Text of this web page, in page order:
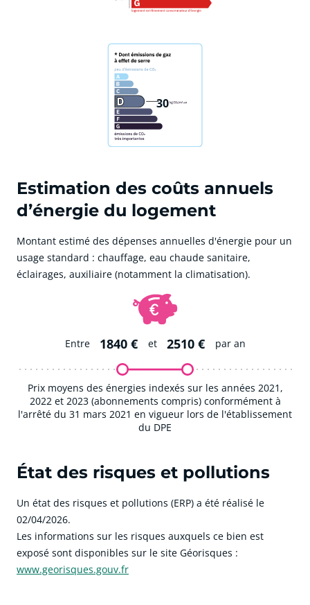
30
Estimation des coûts annuels
d’énergie du logement
Montant estimé des dépenses annuelles d'énergie pour un
usage standard : chauffage, eau chaude sanitaire,
éclairages, auxiliaire (notamment la climatisation).
Entre 1840 € et 2510 € par an
Prix moyens des énergies indexés sur les années 2021,
2022 et 2023 (abonnements compris) conformément à
l'arrêté du 31 mars 2021 en vigueur lors de l'établissement
du DPE
État des risques et pollutions
Un état des risques et pollutions (ERP) a été réalisé le
02/04/2026.
Les informations sur les risques auxquels ce bien est
exposé sont disponibles sur le site Géorisques :
www.georisques.gouv.fr